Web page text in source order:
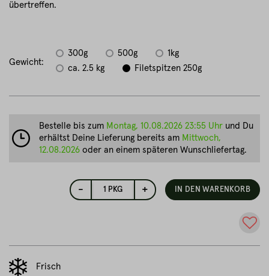
übertreffen.
Gewicht:
300g 500g
1kg
ca. 2.5 kg
Filetspitzen 250g
- 1 PKG + IN DEN WARENKORB
Frisch
Bestelle bis zum Montag, 10.08.2026 23:55 Uhr und Du
erhältst Deine Lieferung bereits am Mittwoch,
12.08.2026 oder an einem späteren Wunschliefertag.